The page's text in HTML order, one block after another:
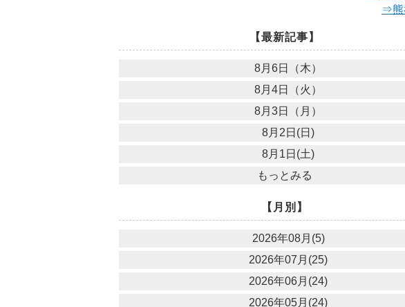
⇒熊
【最新記事】
8月6日（木）
8月4日（火）
8月3日（月）
8月2日(日)
8月1日(土)
もっとみる
【月別】
2026年08月(5)
2026年07月(25)
2026年06月(24)
2026年05月(24)